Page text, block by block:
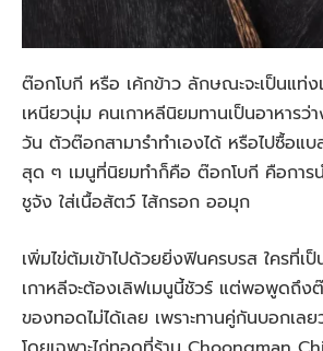
ต๊อกโบกี หรือ เค้กข้าว ลักษณะจะเป็นแท่
เหนียวนุ่ม คนเกาหลีนิยมทานเป็นอาหารว่
วัน ตัวต๊อกสามารำทำเองได้ หรือไปซื้อแบ
สุด ๆ เมนูที่นิยมทำก็คือ ต๊อกโบกี คือการ
ชูจัง ใส่เนื้อสัตว์ ไส้กรอก ออมุก
เพิ่มไข่ต้มเข้าไปด้วยยิ่งฟินครบรส ใครที่เ
เกาหลีจะต้องเลิฟเมนูนี้ชัวร์ แต่พอพูดถึ
ของทอดไม่ได้เลย เพราะทานคู่กันบอกเล